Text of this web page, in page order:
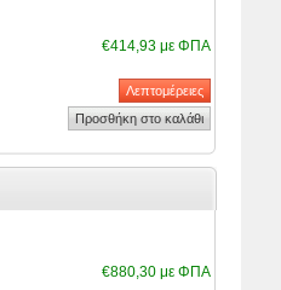
€414,93 με ΦΠΑ
€880,30 με ΦΠΑ